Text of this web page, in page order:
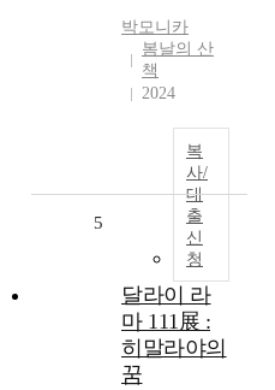
박모니카
봄날의 산
책
2024
복
사/
대
출
신
청
5
달라이 라
마 111展 :
히말라야의
꿈